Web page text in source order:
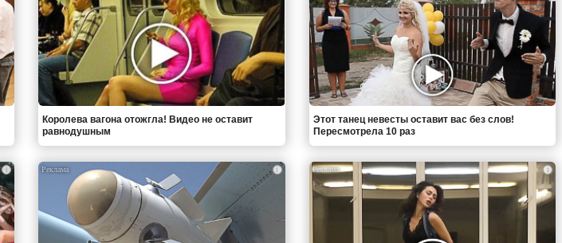
Королева вагона отожгла! Видео не оставит
равнодушным
Этот танец невесты оставит вас без слов!
Пересмотрела 10 раз
i i i